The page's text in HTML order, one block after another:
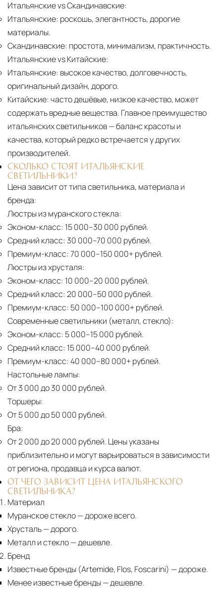
Итальянские vs Скандинавские:
Итальянские: роскошь, элегантность, дорогие
материалы.
Скандинавские: простота, минимализм, практичность.
Итальянские vs Китайские:
Итальянские: высокое качество, долговечность,
оригинальный дизайн, дорого.
Китайские: часто дешёвые, низкое качество, может
содержать вредные вещества. Главное преимущество
итальянских светильников — баланс красоты и
качества, который редко встречается у других
производителей.
СКОЛЬКО СТОЯТ ИТАЛЬЯНСКИЕ
СВЕТИЛЬНИКИ?
Цена зависит от типа светильника, материала и
бренда:
Люстры из муранского стекла:
Эконом-класс: 15 000–30 000 рублей.
Средний класс: 30 000–70 000 рублей.
Премиум-класс: 70 000–150 000+ рублей.
Люстры из хрусталя:
Эконом-класс: 10 000–20 000 рублей.
Средний класс: 20 000–50 000 рублей.
Премиум-класс: 50 000–100 000+ рублей.
Современные светильники (металл, стекло):
Эконом-класс: 5 000–15 000 рублей.
Средний класс: 15 000–40 000 рублей.
Премиум-класс: 40 000–80 000+ рублей.
Настольные лампы:
От 3 000 до 30 000 рублей.
Торшеры:
От 5 000 до 50 000 рублей.
Бра:
От 2 000 до 20 000 рублей. Цены указаны
приблизительно и могут варьироваться в зависимости
от региона, продавца и курса валют.
ОТ ЧЕГО ЗАВИСИТ ЦЕНА ИТАЛЬЯНСКОГО
СВЕТИЛЬНИКА?
Материал
Муранское стекло— дороже всего.
Хрусталь— дорого.
Металл и стекло— дешевле.
Бренд
Известные бренды (Artemide, Flos, Foscarini) — дороже.
Менее известные бренды— дешевле.